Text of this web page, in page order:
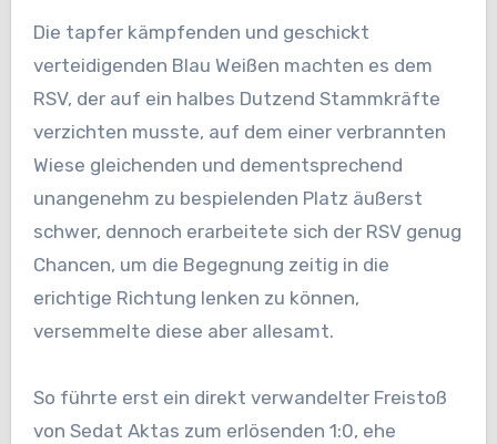
Die tapfer kämpfenden und geschickt
verteidigenden Blau Weißen machten es dem
RSV, der auf ein halbes Dutzend Stammkräfte
verzichten musste, auf dem einer verbrannten
Wiese gleichenden und dementsprechend
unangenehm zu bespielenden Platz äußerst
schwer, dennoch erarbeitete sich der RSV genug
Chancen, um die Begegnung zeitig in die
erichtige Richtung lenken zu können,
versemmelte diese aber allesamt.
So führte erst ein direkt verwandelter Freistoß
von Sedat Aktas zum erlösenden 1:0, ehe